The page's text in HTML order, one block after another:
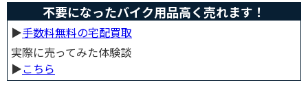
不要になったバイク用品高く売れます！
▶︎手数料無料の宅配買取
実際に売ってみた体験談
▶︎こちら